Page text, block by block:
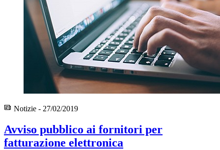
Notizie - 27/02/2019
Avviso pubblico ai fornitori per
fatturazione elettronica